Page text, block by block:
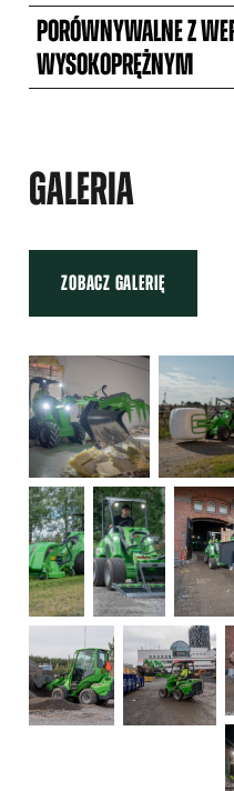
PORÓWNYWALNE Z
WYSOKOPRĘŻNYM
GALERIA
ZOBACZ GALERIĘ